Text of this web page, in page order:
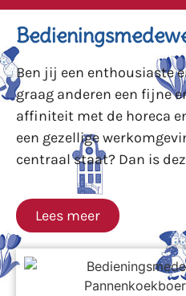
Ben jij een enthousiaste
graag anderen een fijne
affiniteit met de horeca
een gezellige
centraal staat? Dan is
Lees meer